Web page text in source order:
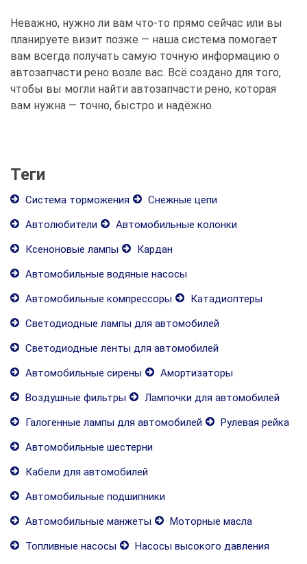
Неважно, нужно ли вам что-то прямо сейчас или вы
планируете визит позже — наша система помогает
вам всегда получать самую точную информацию о
автозапчасти рено возле вас. Всё создано для того,
чтобы вы могли найти автозапчасти рено, которая
вам нужна — точно, быстро и надёжно.
Теги
Система торможения
Снежные цепи
Автолюбители
Автомобильные колонки
Ксеноновые лампы
Кардан
Автомобильные водяные насосы
Автомобильные компрессоры
Катадиоптеры
Светодиодные лампы для автомобилей
Светодиодные ленты для автомобилей
Автомобильные сирены
Амортизаторы
Воздушные фильтры
Лампочки для автомобилей
Галогенные лампы для автомобилей
Рулевая рейка
Автомобильные шестерни
Кабели для автомобилей
Автомобильные подшипники
Автомобильные манжеты
Моторные масла
Топливные насосы
Насосы высокого давления